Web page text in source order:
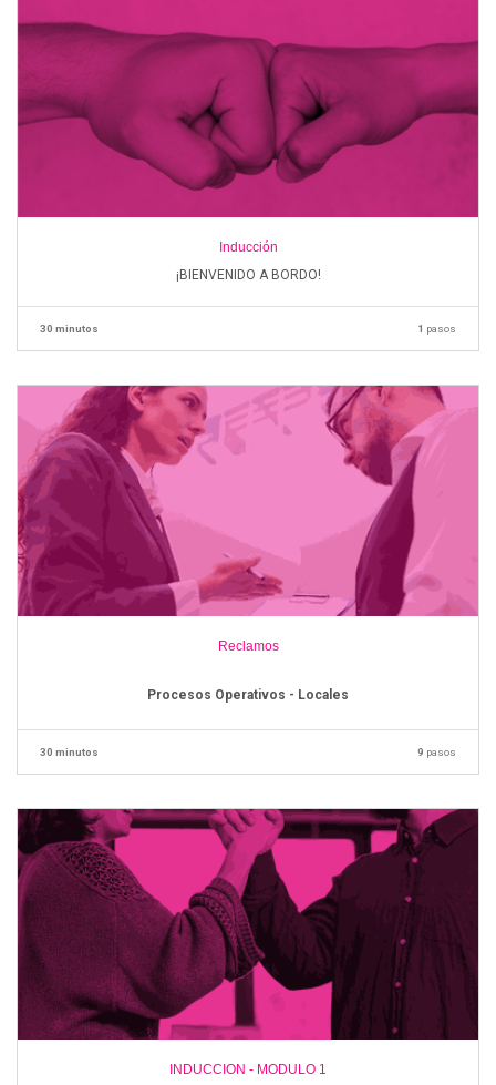
Inducción
¡BIENVENIDO A BORDO!
30 minutos 1 pasos
Reclamos
Procesos Operativos - Locales
30 minutos 9 pasos
INDUCCION - MODULO 1